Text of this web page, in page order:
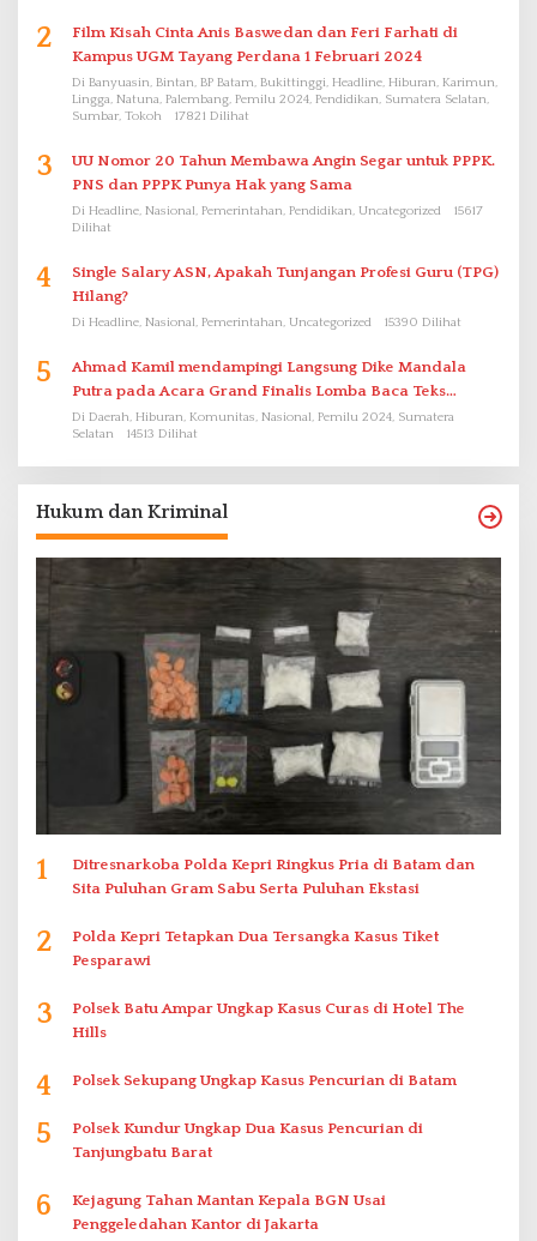
2
Film Kisah Cinta Anis Baswedan dan Feri Farhati di
Kampus UGM Tayang Perdana 1 Februari 2024
Di Banyuasin, Bintan, BP Batam, Bukittinggi, Headline, Hiburan, Karimun,
Lingga, Natuna, Palembang, Pemilu 2024, Pendidikan, Sumatera Selatan,
Sumbar, Tokoh
17821 Dilihat
3
UU Nomor 20 Tahun Membawa Angin Segar untuk PPPK.
PNS dan PPPK Punya Hak yang Sama
Di Headline, Nasional, Pemerintahan, Pendidikan, Uncategorized
15617
Dilihat
4
Single Salary ASN, Apakah Tunjangan Profesi Guru (TPG)
Hilang?
Di Headline, Nasional, Pemerintahan, Uncategorized 15390 Dilihat
5
Ahmad Kamil mendampingi Langsung Dike Mandala
Putra pada Acara Grand Finalis Lomba Baca Teks
Proklamasi Mirip Bung Karno di Bali
Di Daerah, Hiburan, Komunitas, Nasional, Pemilu 2024, Sumatera
Selatan
14513 Dilihat
Hukum dan Kriminal
1
Ditresnarkoba Polda Kepri Ringkus Pria di Batam dan
Sita Puluhan Gram Sabu Serta Puluhan Ekstasi
2
Polda Kepri Tetapkan Dua Tersangka Kasus Tiket
Pesparawi
3
Polsek Batu Ampar Ungkap Kasus Curas di Hotel The
Hills
4 Polsek Sekupang Ungkap Kasus Pencurian di Batam
5
Polsek Kundur Ungkap Dua Kasus Pencurian di
Tanjungbatu Barat
6
Kejagung Tahan Mantan Kepala BGN Usai
Penggeledahan Kantor di Jakarta